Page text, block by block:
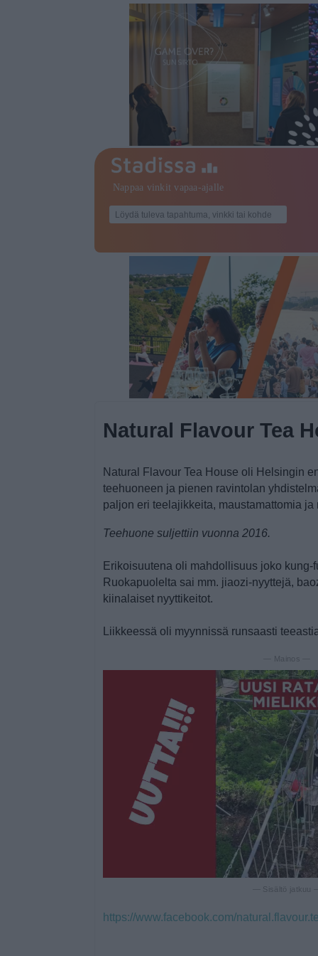
Natural Flavour Tea
Natural Flavour Tea House oli Helsingin
teehuoneen ja pienen ravintolan
paljon eri teelajikkeita, maustamattomia ja
Teehuone suljettiin vuonna 2016.
Erikoisuutena oli mahdollisuus joko
Ruokapuolelta sai mm. jiaozi-nyyttejä,
kiinalaiset nyyttikeitot.
Liikkeessä oli myynnissä runsaasti
— Mainos —
— Sisältö jatkuu —
https://www.facebook.com/